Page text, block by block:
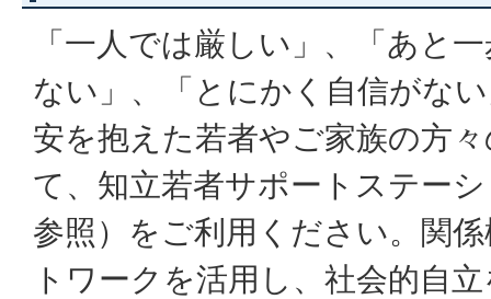
「一人では厳しい」、「あと
ない」、「とにかく自信がな
安を抱えた若者やご家族の方
て、知立若者サポートステー
参照）をご利用ください。関
トワークを活用し、社会的自